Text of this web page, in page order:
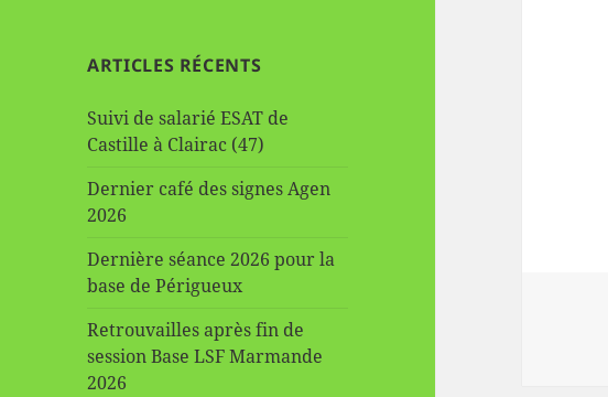
ARTICLES RÉCENTS
Suivi de salarié ESAT de
Castille à Clairac (47)
Dernier café des signes Agen
2026
Dernière séance 2026 pour la
base de Périgueux
Retrouvailles après fin de
session Base LSF Marmande
2026